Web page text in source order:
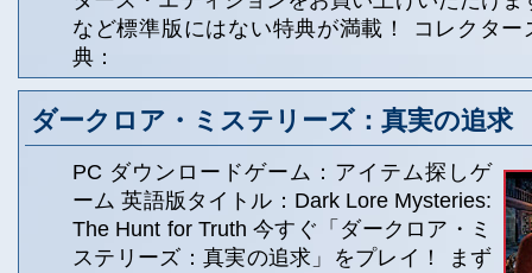
など標準版にはない特典が満載！ コレクタ
典：
ダークロア・ミステリーズ：真実の追求
PC ダウンロードゲーム：アイテム探しゲ
ーム 英語版タイトル：Dark Lore Mysteries:
The Hunt for Truth 今すぐ「ダークロア・ミ
ステリーズ：真実の追求」をプレイ！ まず